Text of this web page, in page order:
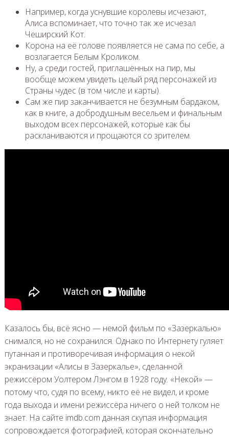
Например, когда уснувшие королевы исчезают,
Алиса вспоминает, что точно так же исчезал
Чеширский Кот.
Корона на её голове появляется не сама по себе, а
возлагается Белым Кроликом.
Ну, а среди гостей, приглашённых на пир, мы
вообще можем увидеть целый ряд персонажей из
Страны чудес (в том числе и карты).
Сам же пир заканчивается не безумным бардаком,
как в книге, а добродушным весельем и финальным
выходом всех персонажей, которые как бы
раскланиваются и прощаются со зрителем.
Казалось бы, всё ясно — немой фильм по «Зазеркалью»
снимался, но не сохранился. Однако по Интернету гуляет
путанная и противоречивая информация о некой
экранизации «Алисы в Зазеркалье», сделанной
режиссёром Уолтером Лэнгом в 1928 году. «Некой» —
потому что, судя по всему, никто её не видел, и кроме
года выхода и имени режиссёра ничего о ней толком не
знает. На сайте imdb.com данная скупая информация
сопровождается фотографией, которая окончательно